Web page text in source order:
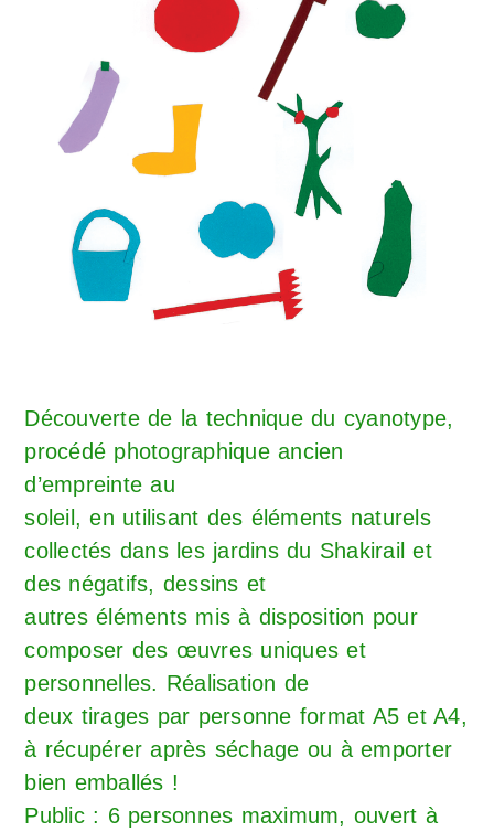
Découverte de la technique du cyanotype,
procédé photographique ancien
d’empreinte au
soleil, en utilisant des éléments naturels
collectés dans les jardins du Shakirail et
des négatifs, dessins et
autres éléments mis à disposition pour
composer des œuvres uniques et
personnelles. Réalisation de
deux tirages par personne format A5 et A4,
à récupérer après séchage ou à emporter
bien emballés !
Public : 6 personnes maximum, ouvert à